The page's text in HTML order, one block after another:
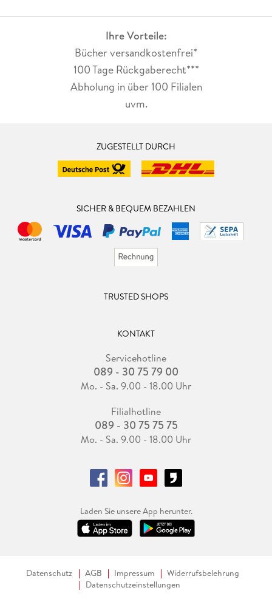
Ihre Vorteile:
Bücher versandkostenfrei*
100 Tage Rückgaberecht***
Abholung in über 100 Filialen
uvm.
ZUGESTELLT DURCH
SICHER & BEQUEM BEZAHLEN
TRUSTED SHOPS
KONTAKT
Servicehotline
089 - 30 75 79 00
Mo. - Sa. 9.00 - 18.00 Uhr
Filialhotline
089 - 30 75 75 75
Mo. - Sa. 9.00 - 18.00 Uhr
Laden Sie unsere App herunter.
Datenschutz AGB Impressum
Widerrufsbelehrung
Datenschutzeinstellungen